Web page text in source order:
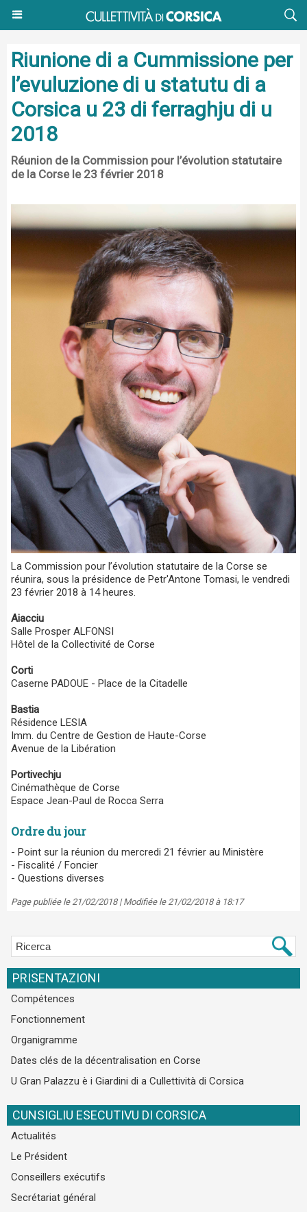
Riunione di a Cummissione per
l’evuluzione di u statutu di a
Corsica u 23 di ferraghju di u
2018
Réunion de la Commission pour l’évolution statutaire
de la Corse le 23 février 2018
La Commission pour l’évolution statutaire de la Corse se
réunira, sous la présidence de Petr'Antone Tomasi, le vendredi
23 février 2018 à 14 heures.
Aiacciu
Salle Prosper ALFONSI
Hôtel de la Collectivité de Corse
Corti
Caserne PADOUE - Place de la Citadelle
Bastia
Résidence LESIA
Imm. du Centre de Gestion de Haute-Corse
Avenue de la Libération
Portivechju
Cinémathèque de Corse
Espace Jean-Paul de Rocca Serra
Ordre du jour
- Point sur la réunion du mercredi 21 février au Ministère
- Fiscalité / Foncier
- Questions diverses
Page publiée le 21/02/2018 | Modifiée le 21/02/2018 à 18:17
PRISENTAZIONI
Compétences
Fonctionnement
Organigramme
Dates clés de la décentralisation en Corse
U Gran Palazzu è i Giardini di a Cullettività di Corsica
CUNSIGLIU ESECUTIVU DI CORSICA
Actualités
Le Président
Conseillers exécutifs
Secrétariat général